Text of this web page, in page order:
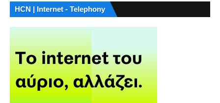
HCN | Internet - Telephony